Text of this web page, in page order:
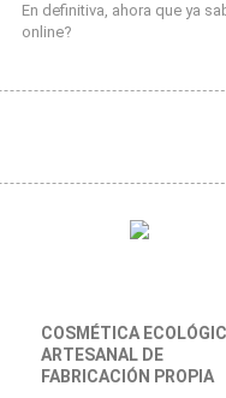
En definitiva, ahora que ya
online?
COSMÉTICA
ARTESANAL DE
FABRICACIÓN PROPIA